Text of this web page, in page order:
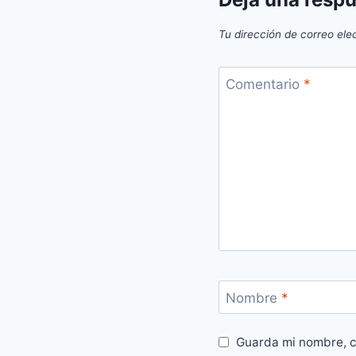
Tu dirección de correo
Comentario *
Nombre *
Guarda mi nombre,